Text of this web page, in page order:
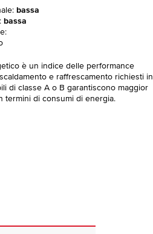
bassa
bassa
è un indice delle performance
e raffrescamento richiesti in
di classe A o B garantiscono maggior
termini di consumi di energia.